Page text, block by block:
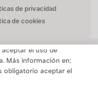
de privacidad
de cookies
Alicorp
para su
aceptar el uso de
Más información en:
obligatorio aceptar el